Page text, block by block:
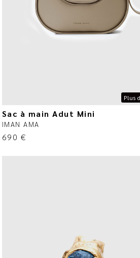
Plus
Sac à main Adut Mini
IMAN AMA
690 €